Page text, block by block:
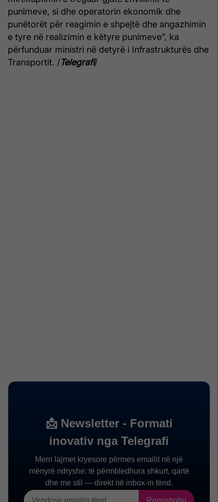
punimeve, si dhe operatorin ekonomik dhe
punëtorët për reagimin e shpejtë dhe angazhimin
e tyre në realizimin e këtyre punimeve”, ka
përfunduar ministri në detyrë i Infrastrukturës dhe
Transportit. /Telegrafi/